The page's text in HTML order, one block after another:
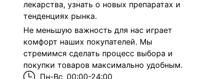
лекарства, узнать о новых препаратах и
тенденциях рынка.
Не меньшую важность для нас играет
комфорт наших покупателей. Мы
стремимся сделать процесс выбора и
покупки товаров максимально удобным.
Пн-Вс 00:00-24:00